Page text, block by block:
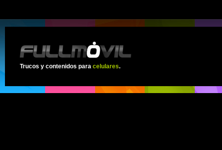
Trucos y contenidos para celulares.